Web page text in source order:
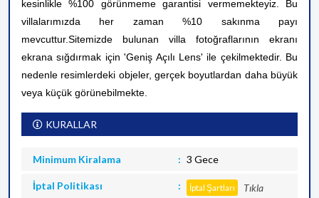
kesinlikle %100 görünmeme garantisi vermemekteyiz. Bu
villalarımızda her zaman %10 sakınma payı
mevcuttur.Sitemizde bulunan villa fotoğraflarının ekranı
ekrana sığdırmak için 'Geniş Açılı Lens' ile çekilmektedir. Bu
nedenle resimlerdeki objeler, gerçek boyutlardan daha büyük
veya küçük görünebilmekte.
KURALLAR
Minimum Kiralama 3 Gece
İptal Politikası İptal Şartları Tıkla